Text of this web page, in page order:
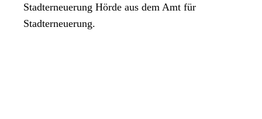
Stadterneuerung Hörde aus dem Amt für
Stadterneuerung.